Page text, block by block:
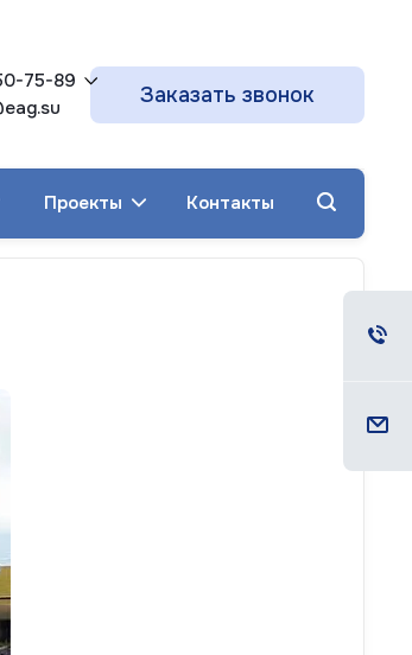
75-89
Заказать звонок
Проекты Контакты